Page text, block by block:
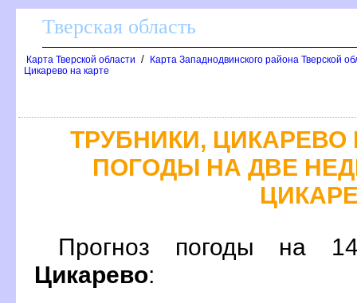
Тверская область
Карта Тверской области /
Карта Западнодвинского района Тверской
Цикарево на карте
ТРУБНИКИ,
ПОГОДЫ НА ДВЕ
Прогноз погоды на
Цикарево: